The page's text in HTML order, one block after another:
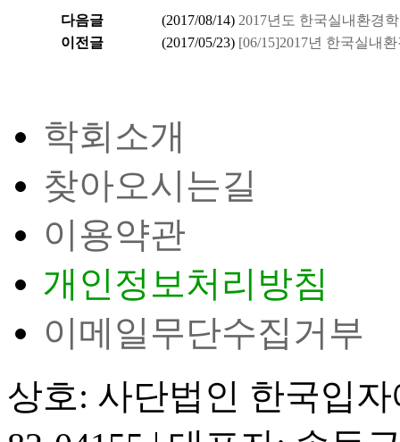
다음글 (2017/08/14) 2017년도 한국실내환경
이전글
(2017/05/23) [06/15]2017년 한국실내
학회소개
찾아오시는길
이용약관
개인정보처리방침
이메일무단수집거부
상호: 사단법인 한국입